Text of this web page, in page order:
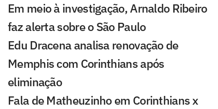
Em meio à investigação, Arnaldo Ribeiro
faz alerta sobre o São Paulo
Edu Dracena analisa renovação de
Memphis com Corinthians após
eliminação
Fala de Matheuzinho em Corinthians x